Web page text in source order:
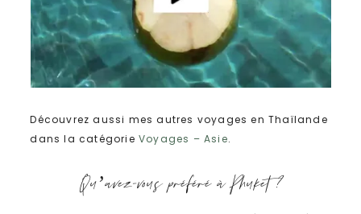
Découvrez aussi mes autres voyages en Thaïlande
dans la catégorie Voyages – Asie.
Qu’avez-vous préféré à Phuket ?